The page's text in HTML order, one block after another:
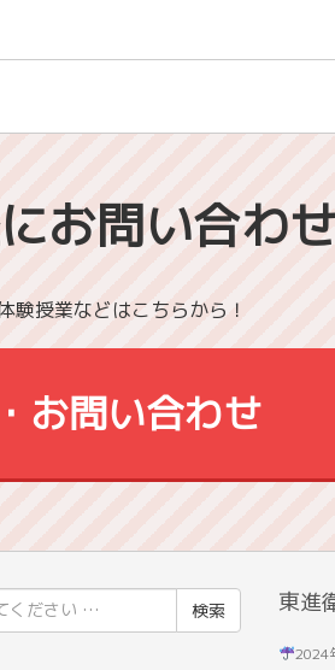
お問い合わ
験授業などはこちらから！
お問い合わせ
東進
2024